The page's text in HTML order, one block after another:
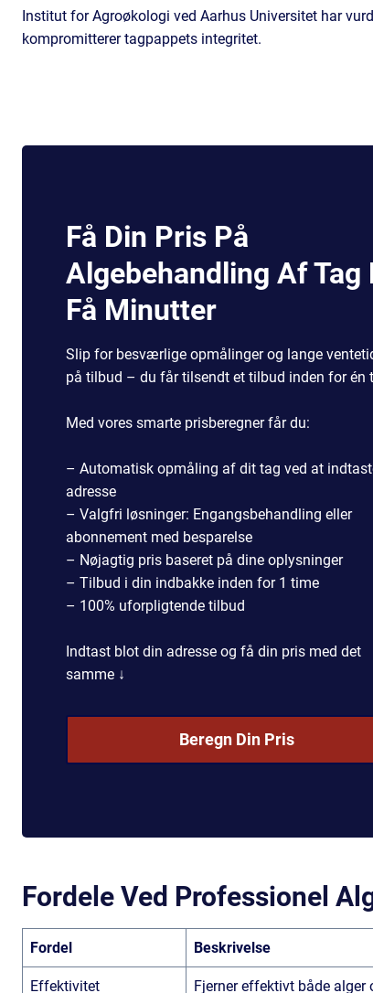
Institut for Agroøkologi ved Aarhus Universitet har
kompromitterer tagpappets integritet.
Få Din Pris På
Algebehandling Af Tag
Få Minutter
Slip for besværlige opmålinger og lange
på tilbud – du får tilsendt et tilbud inden for én
Med vores smarte prisberegner får du:
– Automatisk opmåling af dit tag ved at
adresse
– Valgfri løsninger: Engangsbehandling eller
abonnement med besparelse
– Nøjagtig pris baseret på dine oplysninger
– Tilbud i din indbakke inden for 1 time
– 100% uforpligtende tilbud
Indtast blot din adresse og få din pris med det
samme ↓
Beregn Din Pris
Fordele Ved Professionel
Fordel Beskrivelse
Effektivitet Fjerner effektivt både